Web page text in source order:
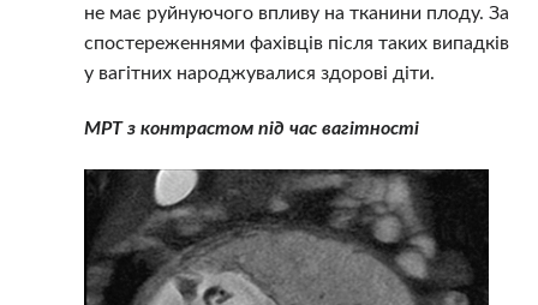
не має руйнуючого впливу на тканини плоду. За
спостереженнями фахівців після таких випадків
у вагітних народжувалися здорові діти.
МРТ з контрастом під час вагітності